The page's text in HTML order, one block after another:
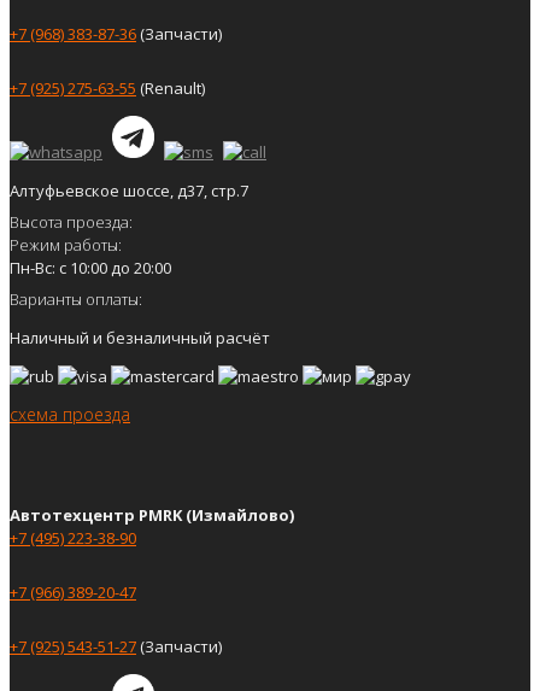
+7 (968) 383-87-36(Запчасти)
+7 (925) 275-63-55 (Renault)
Алтуфьевское шоссе, д37, стр.7
Высота проезда:
Режим работы:
Пн-Вс: с 10:00 до 20:00
Варианты оплаты:
Наличный и безналичный расчёт
схема проезда
Автотехцентр PMRK (Измайлово)
+7 (495) 223-38-90
+7 (966) 389-20-47
+7 (925) 543-51-27(Запчасти)